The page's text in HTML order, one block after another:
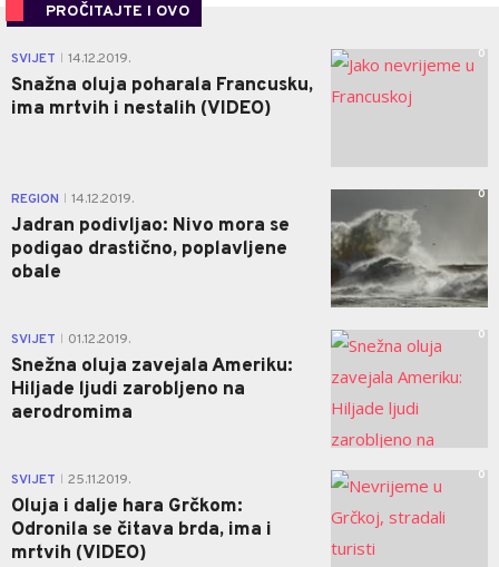
PROČITAJTE I OVO
SVIJET 14.12.2019.
Snažna oluja poharala Francusku,
ima mrtvih i nestalih (VIDEO)
0
REGION 14.12.2019.
Jadran podivljao: Nivo mora se
podigao drastično, poplavljene
obale
0
SVIJET 01.12.2019.
Snežna oluja zavejala Ameriku:
Hiljade ljudi zarobljeno na
aerodromima
0
SVIJET 25.11.2019.
Oluja i dalje hara Grčkom:
Odronila se čitava brda, ima i
mrtvih (VIDEO)
0